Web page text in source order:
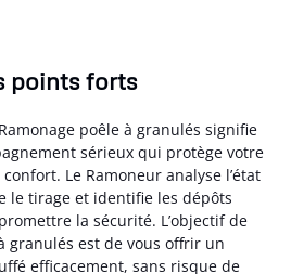
points forts
poêle à granulés signifie
sérieux qui protège votre
Le Ramoneur analyse l’état
le tirage et identifie les dépôts
la sécurité. L’objectif de
granulés est de vous offrir un
efficacement, sans risque de